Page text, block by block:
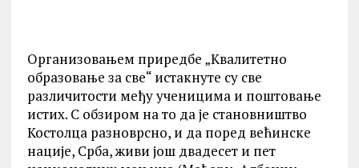
Организовањем приредбе „Квалитетно
образовање за све“ истакнуте су све
различитости међу ученицима и поштовање
истих. С обзиром на то да је становништво
Костолца разноврсно, и да поред већинске
нације, Срба, живи још двадесет и пет